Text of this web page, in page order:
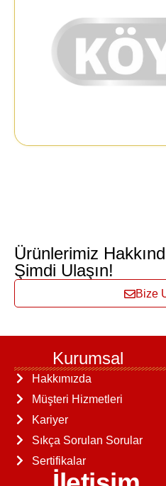
Ürünlerimiz
Şimdi Ulaşın!
Bize
Kurumsal
Hakkımızda
Müşteri Hizmetleri
Kariyer
Sıkça Sorulan Sorular
Sertifikalar